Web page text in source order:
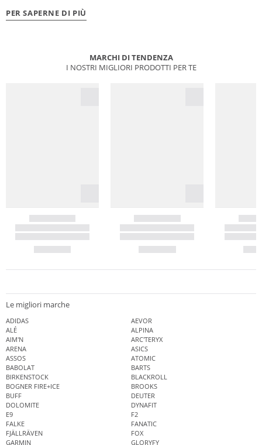
PER SAPERNE DI PIÙ
MARCHI DI TENDENZA
I NOSTRI MIGLIORI PRODOTTI PER TE
Le migliori marche
ADIDAS
AEVOR
ALÉ
ALPINA
AIM'N
ARC'TERYX
ARENA
ASICS
ASSOS
ATOMIC
BABOLAT
BARTS
BIRKENSTOCK
BLACKROLL
BOGNER FIRE+ICE
BROOKS
BUFF
DEUTER
DOLOMITE
DYNAFIT
E9
F2
FALKE
FANATIC
FJÄLLRÄVEN
FOX
GARMIN
GLORYFY